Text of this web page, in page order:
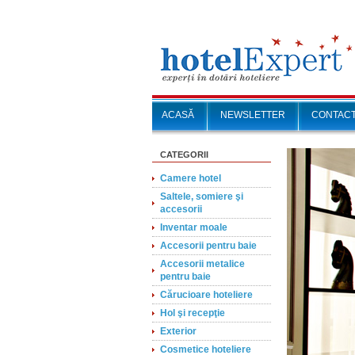
ACASĂ NEWSLETTER
CATEGORII
Camere hotel
Saltele, somiere şi
accesorii
Inventar moale
Accesorii pentru baie
Accesorii metalice
pentru baie
Cărucioare hoteliere
Hol şi recepţie
Exterior
Cosmetice hoteliere